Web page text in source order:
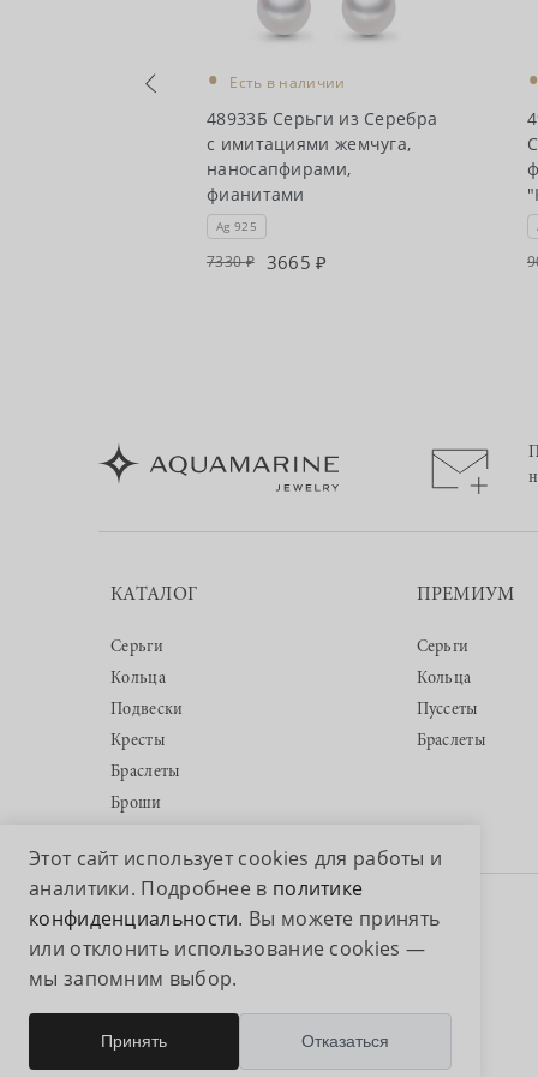
Этот сайт использует cookies для работы и
аналитики. Подробнее в политике
конфиденциальности. Вы можете принять
или отклонить использование cookies —
мы запомним выбор.
Принять Отказаться
• Есть в наличии
48933Б Серьги из Серебра
с имитациями жемчуга,
наносапфирами,
фианитами
Ag 925
7330 3665
КАТАЛОГ
Серьги
Кольца
Подвески
Кресты
Браслеты
Броши
ПРЕМИУМ
Серьги
Кольца
Пуссеты
Браслеты
Авторские права © 2026 ООО «Аквамарин»